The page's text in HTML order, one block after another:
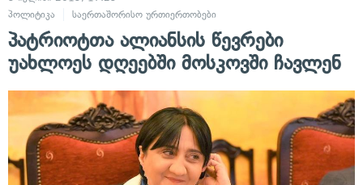
პოლიტიკა
საერთაშორისო ურთიერთობები
პატრიოტთა ალიანსის წევრები
უახლოეს დღეებში მოსკოვში ჩავლენ